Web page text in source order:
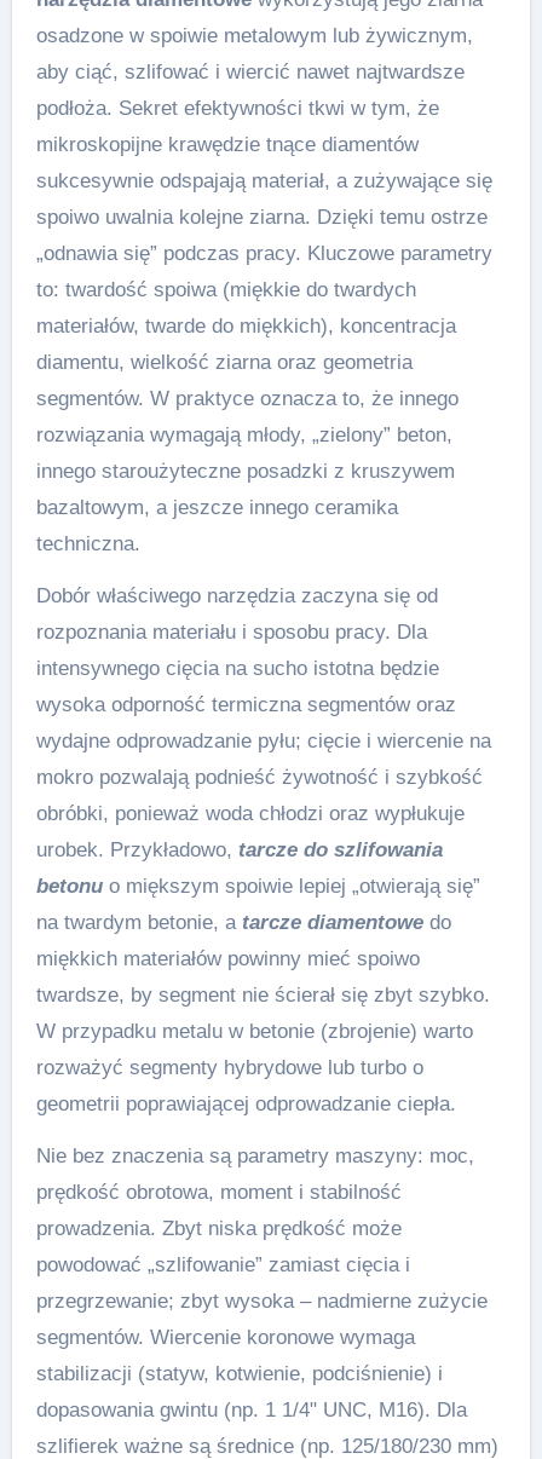
osadzone w spoiwie metalowym lub żywicznym,
aby ciąć, szlifować i wiercić nawet najtwardsze
podłoża. Sekret efektywności tkwi w tym, że
mikroskopijne krawędzie tnące diamentów
sukcesywnie odspajają materiał, a zużywające się
spoiwo uwalnia kolejne ziarna. Dzięki temu ostrze
„odnawia się” podczas pracy. Kluczowe parametry
to: twardość spoiwa (miękkie do twardych
materiałów, twarde do miękkich), koncentracja
diamentu, wielkość ziarna oraz geometria
segmentów. W praktyce oznacza to, że innego
rozwiązania wymagają młody, „zielony” beton,
innego staroużyteczne posadzki z kruszywem
bazaltowym, a jeszcze innego ceramika
techniczna.
Dobór właściwego narzędzia zaczyna się od
rozpoznania materiału i sposobu pracy. Dla
intensywnego cięcia na sucho istotna będzie
wysoka odporność termiczna segmentów oraz
wydajne odprowadzanie pyłu; cięcie i wiercenie na
mokro pozwalają podnieść żywotność i szybkość
obróbki, ponieważ woda chłodzi oraz wypłukuje
urobek. Przykładowo, tarcze do szlifowania
betonuo miększym spoiwie lepiej „otwierają się”
na twardym betonie, a tarcze diamentowedo
miękkich materiałów powinny mieć spoiwo
twardsze, by segment nie ścierał się zbyt szybko.
W przypadku metalu w betonie (zbrojenie) warto
rozważyć segmenty hybrydowe lub turbo o
geometrii poprawiającej odprowadzanie ciepła.
Nie bez znaczenia są parametry maszyny: moc,
prędkość obrotowa, moment i stabilność
prowadzenia. Zbyt niska prędkość może
powodować „szlifowanie” zamiast cięcia i
przegrzewanie; zbyt wysoka – nadmierne zużycie
segmentów. Wiercenie koronowe wymaga
stabilizacji (statyw, kotwienie, podciśnienie) i
dopasowania gwintu (np. 1 1/4" UNC, M16). Dla
szlifierek ważne są średnice (np. 125/180/230 mm)